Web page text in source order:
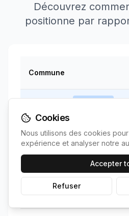
Découvrez
positionne par
Commune
Françay ~5km
Lancôme ~10
Cookies
Nous utilisons des cookies
expérience et analyser notre
Accepter
Refuser